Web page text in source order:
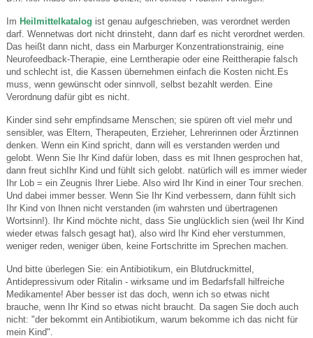
Im Heilmittelkatalog ist genau aufgeschrieben, was verordnet werden
darf. Wennetwas dort nicht drinsteht, dann darf es nicht verordnet werden.
Das heißt dann nicht, dass ein Marburger Konzentrationstrainig, eine
Neurofeedback-Therapie, eine Lerntherapie oder eine Reittherapie falsch
und schlecht ist, die Kassen übernehmen einfach die Kosten nicht.Es
muss, wenn gewünscht oder sinnvoll, selbst bezahlt werden. Eine
Verordnung dafür gibt es nicht.
Kinder sind sehr empfindsame Menschen; sie spüren oft viel mehr und
sensibler, was Eltern, Therapeuten, Erzieher, Lehrerinnen oder Ärztinnen
denken. Wenn ein Kind spricht, dann will es verstanden werden und
gelobt. Wenn Sie Ihr Kind dafür loben, dass es mit Ihnen gesprochen hat,
dann freut sichIhr Kind und fühlt sich gelobt. natürlich will es immer wieder
Ihr Lob = ein Zeugnis Ihrer Liebe. Also wird Ihr Kind in einer Tour srechen.
Und dabei immer besser. Wenn Sie Ihr Kind verbessern, dann fühlt sich
Ihr Kind von Ihnen nicht verstanden (im wahrsten und übertragenen
Wortsinn!). Ihr Kind möchte nicht, dass Sie unglücklich sien (weil Ihr Kind
wieder etwas falsch gesagt hat), also wird Ihr Kind eher verstummen,
weniger reden, weniger üben, keine Fortschritte im Sprechen machen.
Und bitte überlegen Sie: ein Antibiotikum, ein Blutdruckmittel,
Antidepressivum oder Ritalin - wirksame und im Bedarfsfall hilfreiche
Medikamente! Aber besser ist das doch, wenn ich so etwas nicht
brauche, wenn Ihr Kind so etwas nicht braucht. Da sagen Sie doch auch
nicht: "der bekommt ein Antibiotikum, warum bekomme ich das nicht für
mein Kind".